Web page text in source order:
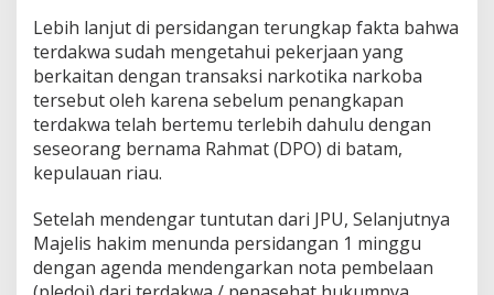
Lebih lanjut di persidangan terungkap fakta bahwa
terdakwa sudah mengetahui pekerjaan yang
berkaitan dengan transaksi narkotika narkoba
tersebut oleh karena sebelum penangkapan
terdakwa telah bertemu terlebih dahulu dengan
seseorang bernama Rahmat (DPO) di batam,
kepulauan riau.
Setelah mendengar tuntutan dari JPU, Selanjutnya
Majelis hakim menunda persidangan 1 minggu
dengan agenda mendengarkan nota pembelaan